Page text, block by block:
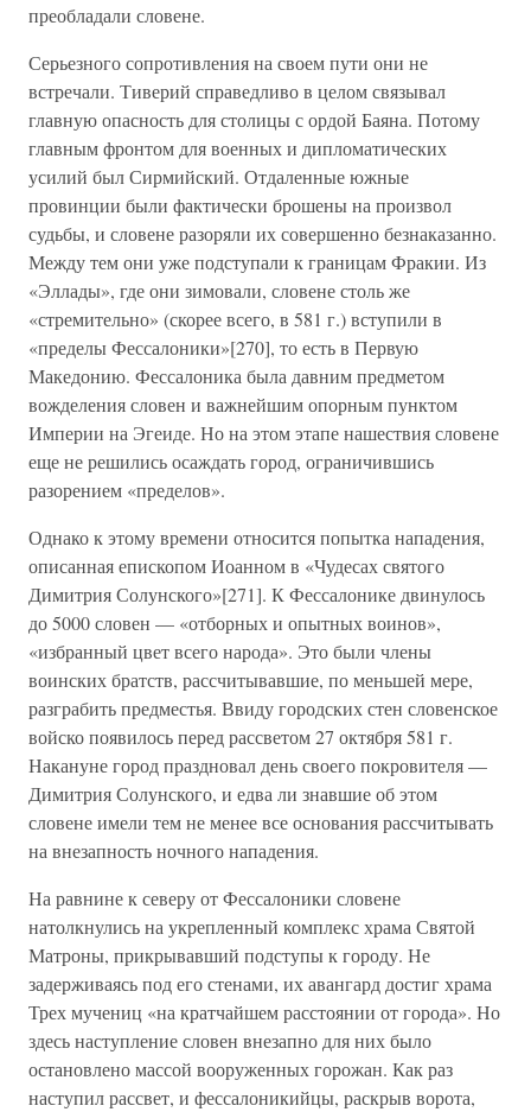
преобладали словене.
Серьезного сопротивления на своем пути они не
встречали. Тиверий справедливо в целом связывал
главную опасность для столицы с ордой Баяна. Потому
главным фронтом для военных и дипломатических
усилий был Сирмийский. Отдаленные южные
провинции были фактически брошены на произвол
судьбы, и словене разоряли их совершенно безнаказанно.
Между тем они уже подступали к границам Фракии. Из
«Эллады», где они зимовали, словене столь же
«стремительно» (скорее всего, в 581 г.) вступили в
«пределы Фессалоники»[270], то есть в Первую
Македонию. Фессалоника была давним предметом
вожделения словен и важнейшим опорным пунктом
Империи на Эгеиде. Но на этом этапе нашествия словене
еще не решились осаждать город, ограничившись
разорением «пределов».
Однако к этому времени относится попытка нападения,
описанная епископом Иоанном в «Чудесах святого
Димитрия Солунского»[271]. К Фессалонике двинулось
до 5000 словен — «отборных и опытных воинов»,
«избранный цвет всего народа». Это были члены
воинских братств, рассчитывавшие, по меньшей мере,
разграбить предместья. Ввиду городских стен словенское
войско появилось перед рассветом 27 октября 581 г.
Накануне город праздновал день своего покровителя —
Димитрия Солунского, и едва ли знавшие об этом
словене имели тем не менее все основания рассчитывать
на внезапность ночного нападения.
На равнине к северу от Фессалоники словене
натолкнулись на укрепленный комплекс храма Святой
Матроны, прикрывавший подступы к городу. Не
задерживаясь под его стенами, их авангард достиг храма
Трех мучениц «на кратчайшем расстоянии от города». Но
здесь наступление словен внезапно для них было
остановлено массой вооруженных горожан. Как раз
наступил рассвет, и фессалоникийцы, раскрыв ворота,